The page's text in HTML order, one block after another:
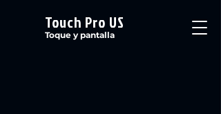
Touch Pro US
Toque y pantalla